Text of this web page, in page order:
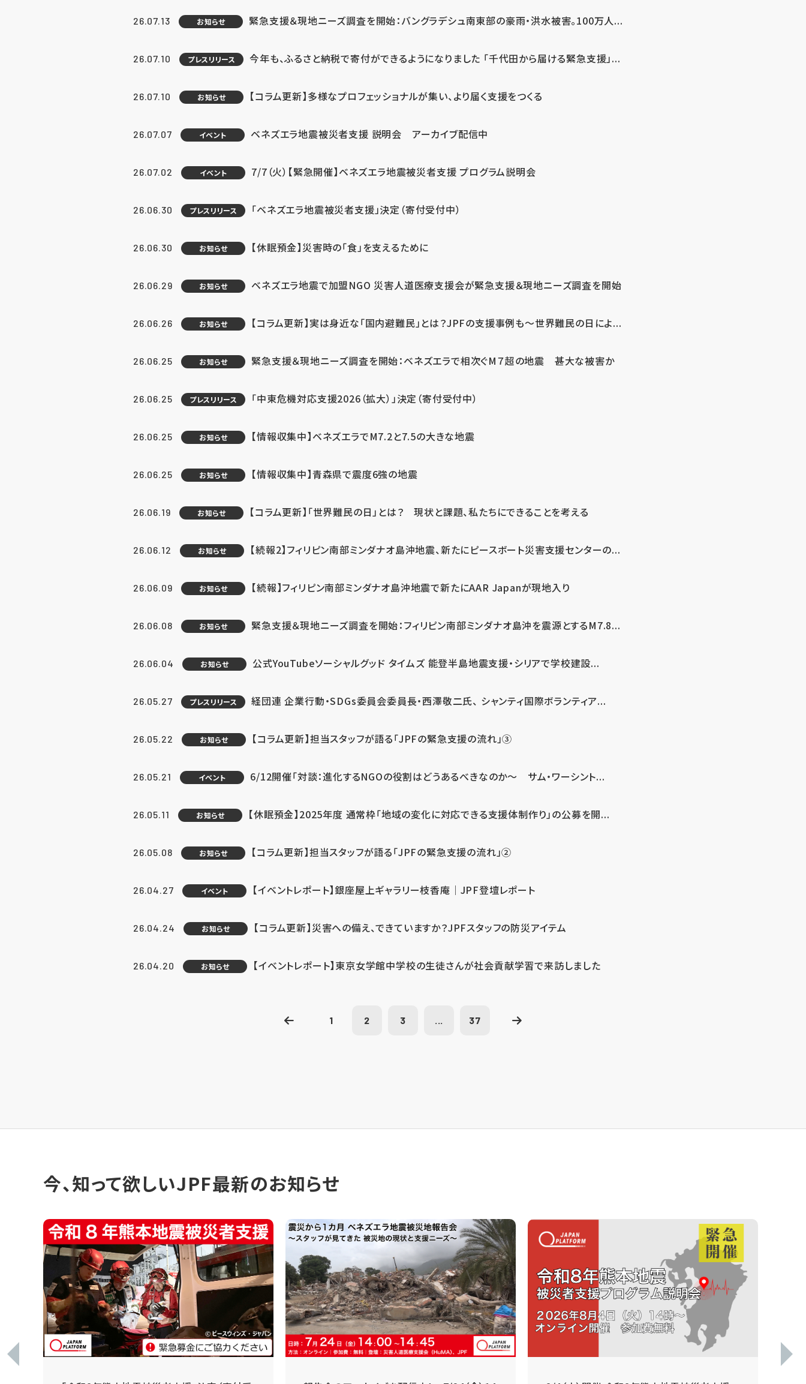
26.07.13 お知らせ 緊急支援＆現地ニーズ調査を開始：バングラデシュ南東部の豪雨・洪水被害。100万人...
26.07.10 プレスリリース 今年も、ふるさと納税で寄付ができるようになりました 「千代田から届ける緊急支援」...
26.07.10 お知らせ 【コラム更新】多様なプロフェッショナルが集い、より届く支援をつくる
26.07.07 イベント ベネズエラ地震被災者支援 説明会 アーカイブ配信中
26.07.02 イベント 7/7（火）【緊急開催】ベネズエラ地震被災者支援 プログラム説明会
26.06.30 プレスリリース 「ベネズエラ地震被災者支援」決定（寄付受付中）
26.06.30 お知らせ 【休眠預金】災害時の「食」を支えるために
26.06.29 お知らせ ベネズエラ地震で加盟NGO 災害人道医療支援会が緊急支援＆現地ニーズ調査を開始
26.06.26 お知らせ 【コラム更新】実は身近な「国内避難民」とは？JPFの支援事例も～世界難民の日によ...
26.06.25 お知らせ 緊急支援＆現地ニーズ調査を開始：ベネズエラで相次ぐM７超の地震 甚大な被害か
26.06.25 プレスリリース 「中東危機対応支援2026（拡大）」決定（寄付受付中）
26.06.25 お知らせ 【情報収集中】ベネズエラでM7.2と7.5の大きな地震
26.06.25 お知らせ 【情報収集中】青森県で震度6強の地震
26.06.19 お知らせ 【コラム更新】「世界難民の日」とは？ 現状と課題、私たちにできることを考える
26.06.12 お知らせ 【続報2】フィリピン南部ミンダナオ島沖地震、新たにピースボート災害支援センターの...
26.06.09 お知らせ 【続報】フィリピン南部ミンダナオ島沖地震で新たにAAR Japanが現地入り
26.06.08 お知らせ 緊急支援＆現地ニーズ調査を開始：フィリピン南部ミンダナオ島沖を震源とするM7.8...
26.06.04 お知らせ 公式YouTubeソーシャルグッド タイムズ 能登半島地震支援・シリアで学校建設...
26.05.27 プレスリリース 経団連 企業行動・SDGs委員会委員長・西澤敬二氏、 シャンティ国際ボランティア...
26.05.22 お知らせ 【コラム更新】担当スタッフが語る「JPFの緊急支援の流れ」③
26.05.21 イベント 6/12開催「対談：進化するNGOの役割はどうあるべきなのか～ サム・ワーシント...
26.05.11 お知らせ 【休眠預金】2025年度 通常枠「地域の変化に対応できる支援体制作り」の公募を開...
26.05.08 お知らせ 【コラム更新】担当スタッフが語る「JPFの緊急支援の流れ」②
26.04.27 イベント 【イベントレポート】銀座屋上ギャラリー枝香庵｜JPF登壇レポート
26.04.24 お知らせ 【コラム更新】災害への備え、できていますか？JPFスタッフの防災アイテム
26.04.20 お知らせ 【イベントレポート】東京女学館中学校の生徒さんが社会貢献学習で来訪しました
1 2 3 ... 37
今、知って欲しいJPF最新のお知らせ